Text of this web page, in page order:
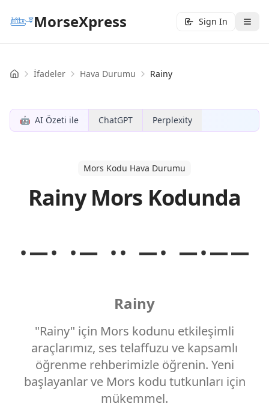
MorseXpress Sign In
Home İfadeler Hava Durumu Rainy
🤖 AI Özeti ile ChatGPT Perplexity
Mors Kodu Hava Durumu
Rainy Mors Kodunda
·−· ·− ·· −· −·−−
Rainy
"Rainy" için Mors kodunu etkileşimli
araçlarımız, ses telaffuzu ve kapsamlı
öğrenme rehberimizle öğrenin. Yeni
başlayanlar ve Mors kodu tutkunları için
mükemmel.